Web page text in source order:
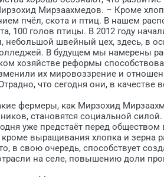
Мирзаахмедов. – Кроме
пчёл, скота и птиц. В нашем
100 голов птицы. В 2012 году
небольшой швейный цех, здесь, в
В будущем мы намерены
хозяйстве реформы
их мировоззрение и
что сегодня они, в
фермеры, как Мирзохид
становятся социальной
уже предстаёт перед
выращивания хлопка и зерна
в свою очередь, способствует
на селе, повышению доли